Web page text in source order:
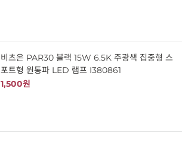
비츠온 PAR30 블랙 15W 6.5K 주광색 집중형 스
포트형 원통파 LED 램프 I380861
1,500원